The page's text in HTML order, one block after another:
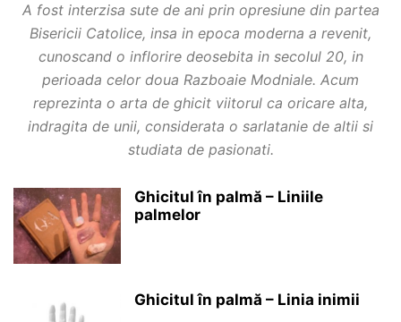
A fost interzisa sute de ani prin opresiune din partea
Bisericii Catolice, insa in epoca moderna a revenit,
cunoscand o inflorire deosebita in secolul 20, in
perioada celor doua Razboaie Modniale. Acum
reprezinta o arta de ghicit viitorul ca oricare alta,
indragita de unii, considerata o sarlatanie de altii si
studiata de pasionati.
Ghicitul în palmă – Liniile
palmelor
Ghicitul în palmă – Linia inimii